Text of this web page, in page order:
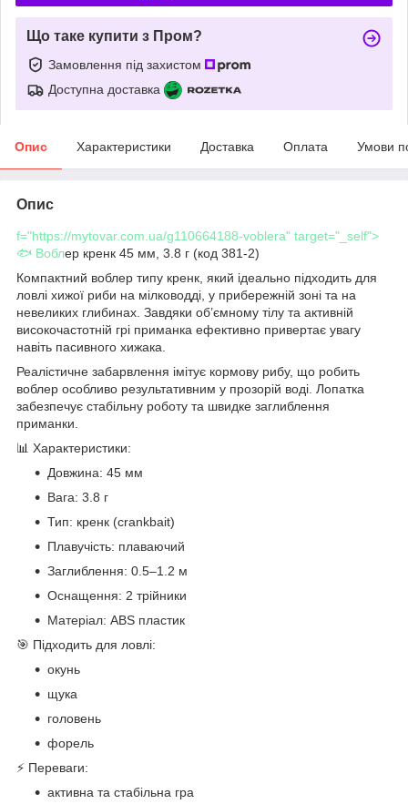
Що таке купити з Пром?
Замовлення під захистом
Доступна доставка
Опис Характеристики Доставка Оплата Умови
Опис
f="https://mytovar.com.ua/g110664188-voblera" target="_self">
🐟 Воблер кренк 45 мм, 3.8 г (код 381-2)
Компактний воблер типу кренк, який ідеально підходить для
ловлі хижої риби на мілководді, у прибережній зоні та на
невеликих глибинах. Завдяки об’ємному тілу та активній
високочастотній грі приманка ефективно привертає увагу
навіть пасивного хижака.
Реалістичне забарвлення імітує кормову рибу, що робить
воблер особливо результативним у прозорій воді. Лопатка
забезпечує стабільну роботу та швидке заглиблення
приманки.
📊 Характеристики:
Довжина: 45 мм
Вага: 3.8 г
Тип: кренк (crankbait)
Плавучість: плаваючий
Заглиблення: 0.5–1.2 м
Оснащення: 2 трійники
Матеріал: ABS пластик
🎯 Підходить для ловлі:
окунь
щука
головень
форель
⚡ Переваги:
активна та стабільна гра